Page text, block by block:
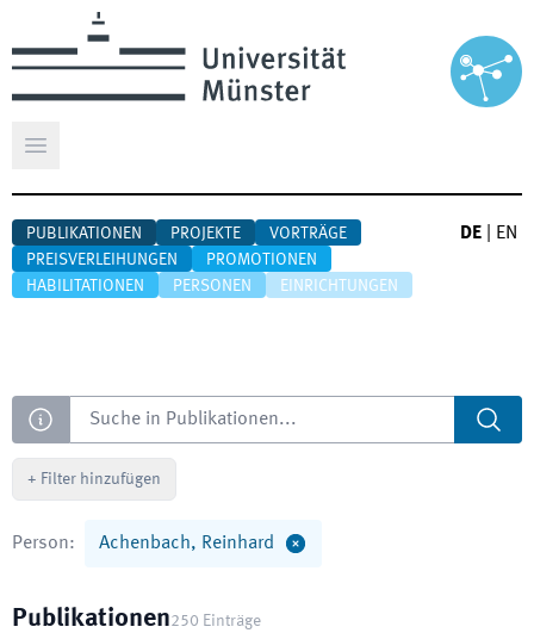
Hauptmenü öffnen
PUBLIKATIONEN PROJEKTE
VORTRÄGE
PREISVERLEIHUNGEN
PROMOTIONEN
HABILITATIONEN
PERSONEN EINRICHTUNGEN
DE EN
Suche
+ Filter hinzufügen
Person: Achenbach, Reinhard
Publikationen250 Einträge